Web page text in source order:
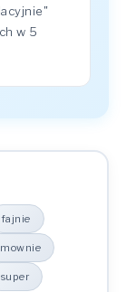
w 5
fajnie
super